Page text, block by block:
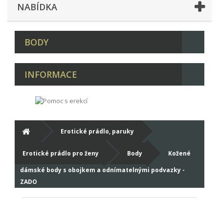
NABÍDKA
BODY
INFORMACE
Erotické prádlo, paruky
Erotické prádlo pro ženy Body
Kožené
dámské body s obojkem a odnímatelnými podvazky -
ZADO